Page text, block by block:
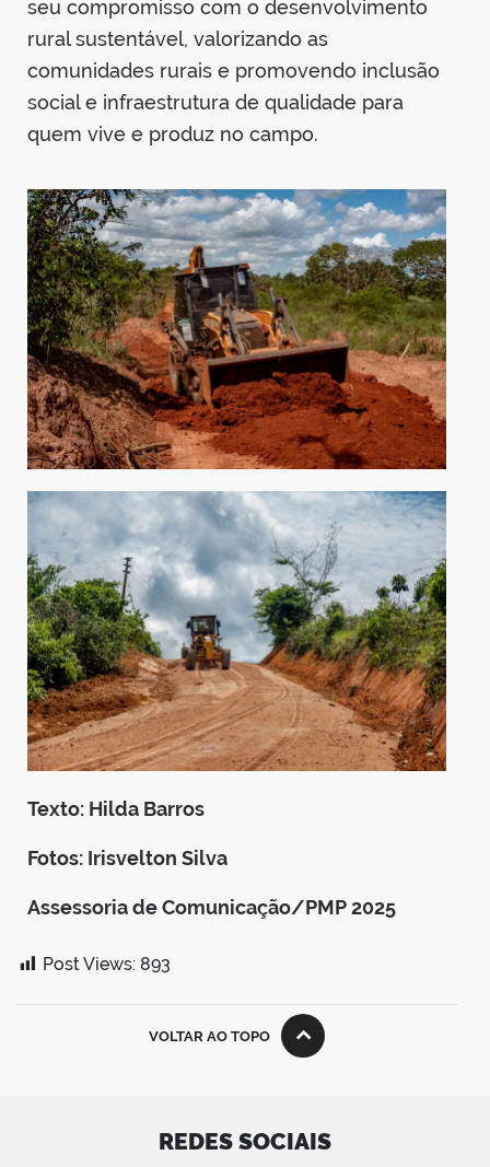
seu compromisso com o desenvolvimento
rural sustentável, valorizando as
comunidades rurais e promovendo inclusão
social e infraestrutura de qualidade para
quem vive e produz no campo.
Texto: Hilda Barros
Fotos: Irisvelton Silva
Assessoria de Comunicação/PMP 2025
Post Views: 893
VOLTAR AO TOPO
REDES SOCIAIS